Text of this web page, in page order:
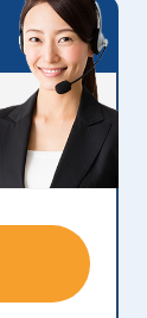
なしに
従業員
を提供
しま
場合、
対し、